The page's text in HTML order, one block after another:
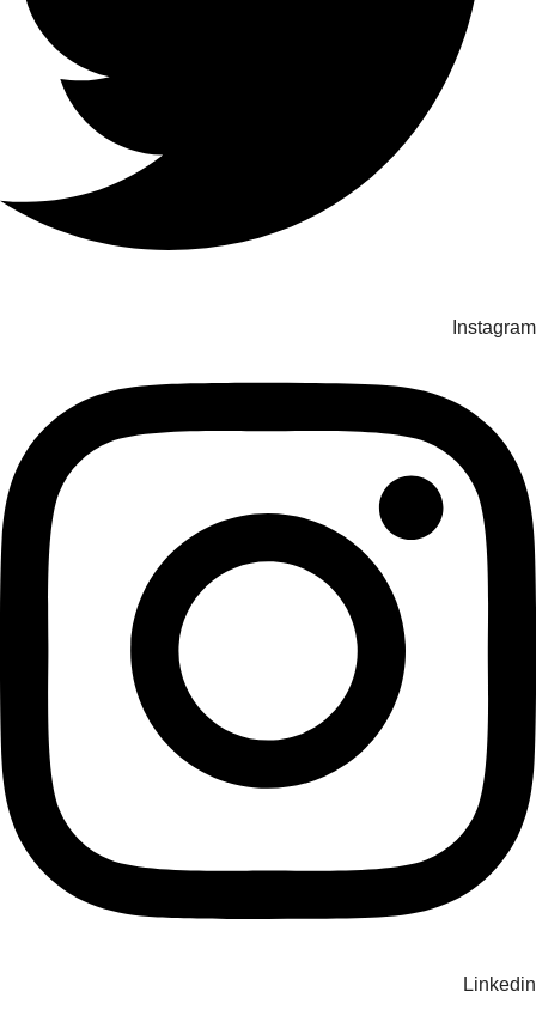
Instagram
Linkedin